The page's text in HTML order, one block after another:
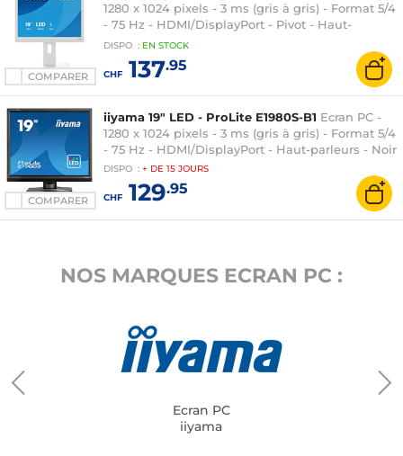
COMPARER
1280 x 1024 pixels - 3 ms (gris à gris) - Format 5/4
- 75 Hz - HDMI/DisplayPort - Pivot - Haut-
parleurs - Blanc
DISPO : EN STOCK
CHF137.95
COMPARER
iiyama 19" LED - ProLite E1980S-B1 Ecran PC -
1280 x 1024 pixels - 3 ms (gris à gris) - Format 5/4
- 75 Hz - HDMI/DisplayPort - Haut-parleurs - Noir
DISPO : + DE 15 JOURS
CHF129.95
NOS MARQUES ECRAN PC :
Ecran PC
iiyama